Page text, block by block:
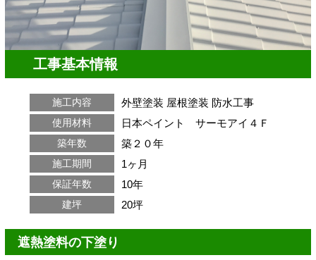
工事基本情報
施工内容 外壁塗装 屋根塗装 防水工事
使用材料 日本ペイント サーモアイ４Ｆ
築年数 築２０年
施工期間 1ヶ月
保証年数 10年
建坪 20坪
遮熱塗料の下塗り